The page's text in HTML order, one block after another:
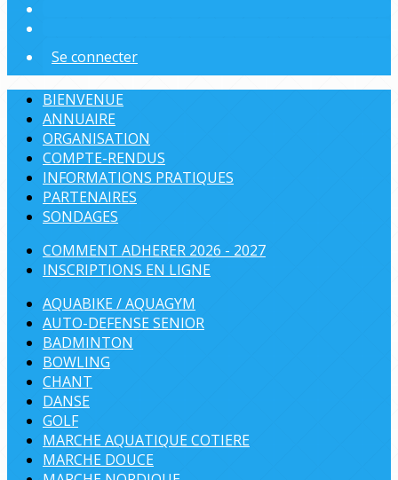
Se connecter
BIENVENUE
ANNUAIRE
ORGANISATION
COMPTE-RENDUS
INFORMATIONS PRATIQUES
PARTENAIRES
SONDAGES
COMMENT ADHERER 2026 - 2027
INSCRIPTIONS EN LIGNE
AQUABIKE / AQUAGYM
AUTO-DEFENSE SENIOR
BADMINTON
BOWLING
CHANT
DANSE
GOLF
MARCHE AQUATIQUE COTIERE
MARCHE DOUCE